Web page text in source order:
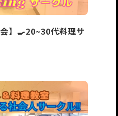
】🍳20~30代料理サ